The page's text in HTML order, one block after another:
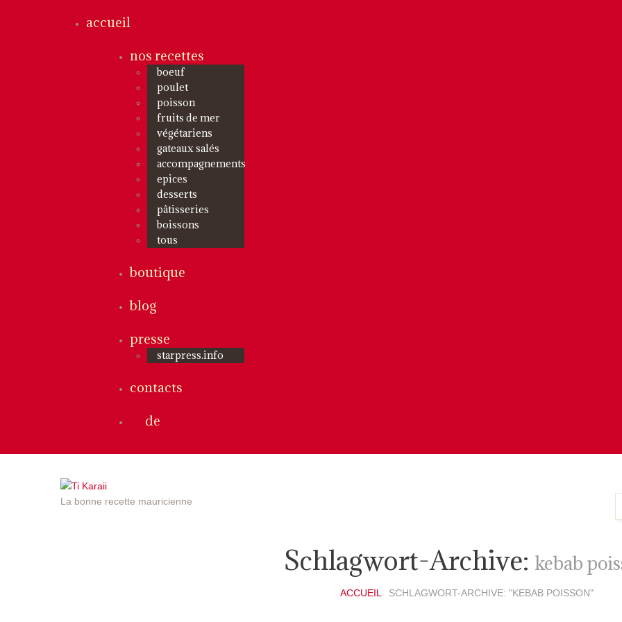
accueil
nos recettes
boeuf
poulet
poisson
fruits de mer
végétariens
gateaux salés
accompagnements
epices
desserts
pâtisseries
boissons
tous
boutique
blog
presse
starpress.info
contacts
de
La bonne recette mauricienne
Schlagwort-Archive: kebab
ACCUEIL SCHLAGWORT-ARCHIVE: "KEBAB POISSON"